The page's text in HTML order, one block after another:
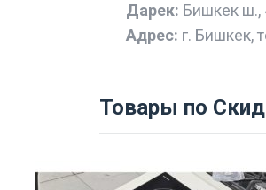
Дарек: Бишкек ш.,
Адрес: г. Бишкек,
Товары по